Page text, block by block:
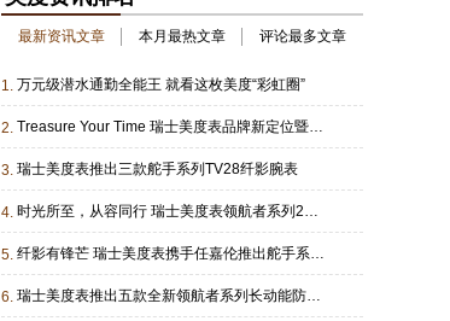
最新资讯文章 本月最热文章 评论最多文章
1. 万元级潜水通勤全能王 就看这枚美度“彩虹圈”
2. Treasure Your Time 瑞士美度表品牌新定位暨舵手TV28纤影腕表发布晚宴耀启沈阳
3. 瑞士美度表推出三款舵手系列TV28纤影腕表
4. 时光所至，从容同行 瑞士美度表领航者系列200防水腕表专为关键时刻打造
5. 纤影有锋芒 瑞士美度表携手任嘉伦推出舵手系列TV28纤影限量款腕表
6. 瑞士美度表推出五款全新领航者系列长动能防水运动腕表